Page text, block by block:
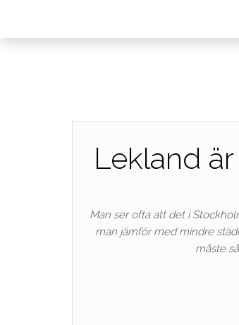
Lekland
Man ser ofta att det i
man jämför med mindre
måste